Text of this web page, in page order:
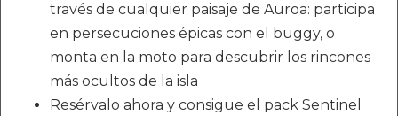
través de cualquier paisaje de Auroa: participa
en persecuciones épicas con el buggy, o
monta en la moto para descubrir los rincones
más ocultos de la isla
Resérvalo ahora y consigue el pack Sentinel